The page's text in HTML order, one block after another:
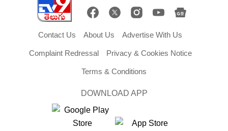
Contact Us About Us Advertise With Us
Complaint Redressal Privacy & Cookies Notice
Terms & Conditions
DOWNLOAD APP